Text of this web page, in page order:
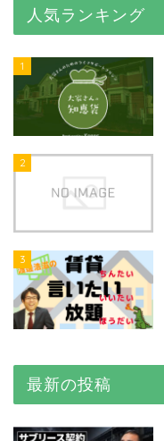
人気ランキング
1
2
3
最新の投稿